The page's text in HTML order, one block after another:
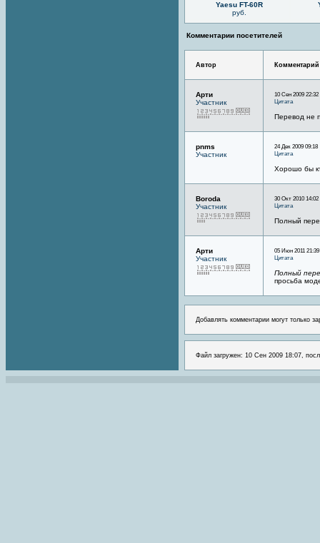
Yaesu FT-60R
руб.
Комментарии посетителей
Автор Комментарий
Арти
Участник
10 Сен 2009 22:32
Цитата
Перевод не
pnms
Участник
24 Дек 2009 09:18
Цитата
Хорошо бы
Boroda
Участник
30 Окт 2010 14:02
Цитата
Полный
Арти
Участник
05 Июн 2011 21:39
Цитата
Полный
просьба
Добавлять комментарии могут только
Файл загружен: 10 Сен 2009 18:07,